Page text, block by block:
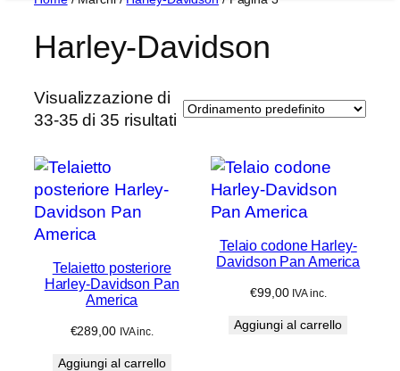
Harley-Davidson
Visualizzazione di
33-35 di 35 risultati
Telaietto posteriore
Harley-Davidson Pan
America
€289,00 IVA inc.
Aggiungi al carrello
Telaio codone Harley-
Davidson Pan America
€99,00 IVA inc.
Aggiungi al carrello